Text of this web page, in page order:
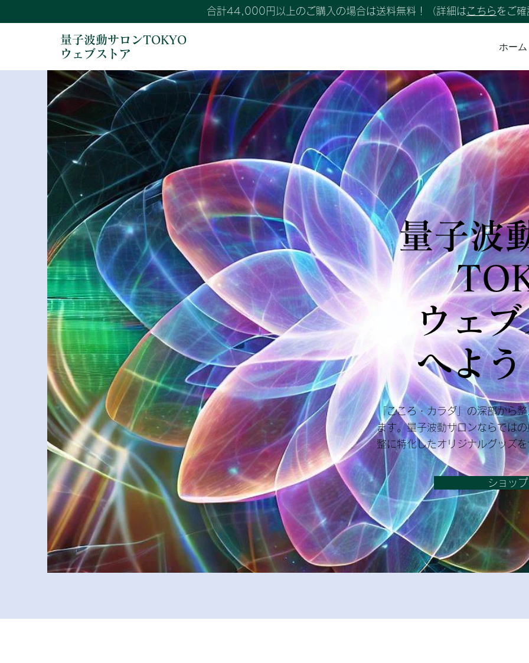
合計44,000円以上のご購入の場合は送料無料！（詳細はこちらをご
量子波動サロンTOKYO
ウェブストア
ホーム
量子波
ウェ
へよ
「こころ・カラダ」の深部から
ます。量子波動サロンならでは
整に特化したオリジナルグッズ
ショッ